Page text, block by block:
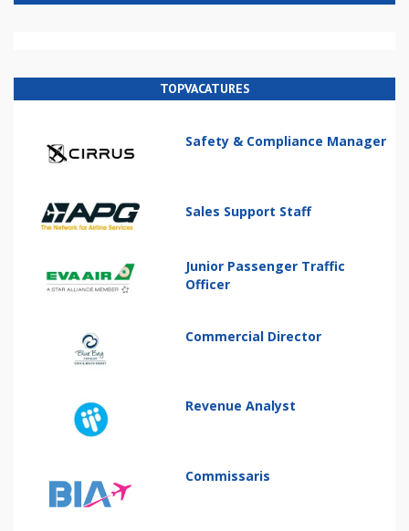
TOPVACATURES
Safety & Compliance Manager
Sales Support Staff
Junior Passenger Traffic
Officer
Commercial Director
Revenue Analyst
Commissaris